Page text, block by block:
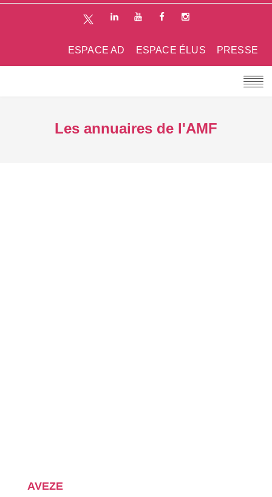
PRESSE
ESPACE ÉLUS
ESPACE AD
Les annuaires de l'AMF
AVEZE